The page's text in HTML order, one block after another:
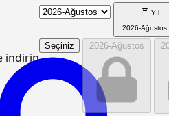
Analizi
indirin
Yıl
2026-Ağustos
Seçiniz 2026-Ağustos